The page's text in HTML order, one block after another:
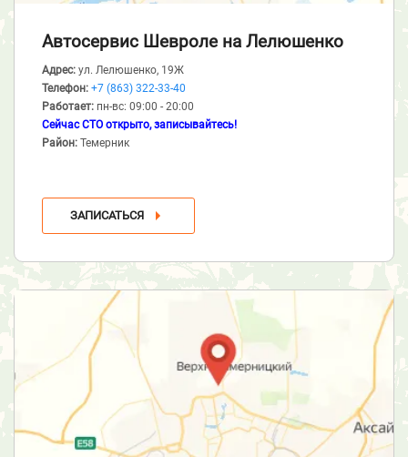
Автосервис Шевроле на Лелюшенко
Адрес: ул. Лелюшенко, 19Ж
Телефон: +7 (863) 322-33-40
Работает: пн-вс: 09:00 - 20:00
Сейчас СТО открыто, записывайтесь!
Район: Темерник
ЗАПИСАТЬСЯ